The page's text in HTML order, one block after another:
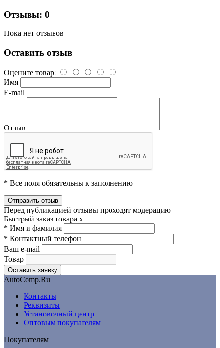
Отзывы: 0
Пока нет отзывов
Оставить отзыв
Оцените товар:
Имя
E-mail
Отзыв
* Все поля обязательны к заполнению
Перед публикацией отзывы проходят модерацию
Быстрый заказ товара x
* Имя и фамилия
* Контактный телефон
Ваш e-mail
Товар
AutoComp.Ru
Контакты
Реквизиты
Установочный центр
Оптовым покупателям
Покупателям